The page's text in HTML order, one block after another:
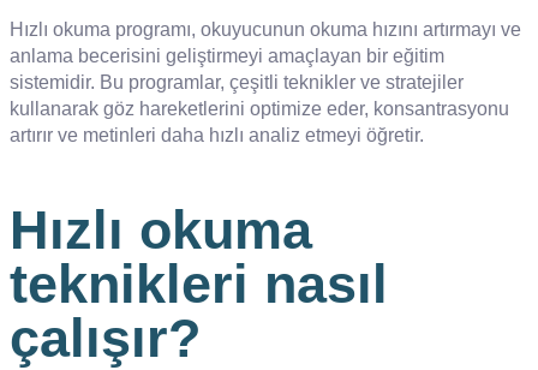
Hızlı okuma programı, okuyucunun okuma hızını artırmayı ve
anlama becerisini geliştirmeyi amaçlayan bir eğitim
sistemidir. Bu programlar, çeşitli teknikler ve stratejiler
kullanarak göz hareketlerini optimize eder, konsantrasyonu
artırır ve metinleri daha hızlı analiz etmeyi öğretir.
Hızlı okuma
teknikleri nasıl
çalışır?